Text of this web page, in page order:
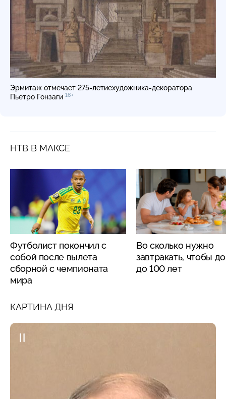
Эрмитаж отмечает 275-летиехудожника-декоратора
Пьетро Гонзаги 16+
НТВ В МАКСЕ
Футболист покончил с
собой после вылета
сборной с чемпионата
мира
Во сколько нужно
завтракать, чтобы
до 100 лет
КАРТИНА ДНЯ